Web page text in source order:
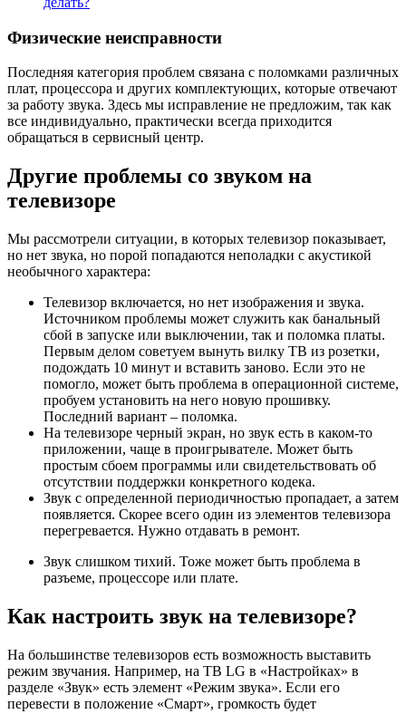
Физические неисправности
Последняя категория проблем связана с поломками различных
плат, процессора и других комплектующих, которые отвечают
за работу звука. Здесь мы исправление не предложим, так как
все индивидуально, практически всегда приходится
обращаться в сервисный центр.
Другие проблемы со звуком на
телевизоре
Мы рассмотрели ситуации, в которых телевизор показывает,
но нет звука, но порой попадаются неполадки с акустикой
необычного характера:
Телевизор включается, но нет изображения и звука.
Источником проблемы может служить как банальный
сбой в запуске или выключении, так и поломка платы.
Первым делом советуем вынуть вилку ТВ из розетки,
подождать 10 минут и вставить заново. Если это не
помогло, может быть проблема в операционной системе,
пробуем установить на него новую прошивку.
Последний вариант – поломка.
На телевизоре черный экран, но звук есть в каком-то
приложении, чаще в проигрывателе. Может быть
простым сбоем программы или свидетельствовать об
отсутствии поддержки конкретного кодека.
Звук с определенной периодичностью пропадает, а затем
появляется. Скорее всего один из элементов телевизора
перегревается. Нужно отдавать в ремонт.
Звук слишком тихий. Тоже может быть проблема в
разъеме, процессоре или плате.
Как настроить звук на телевизоре?
На большинстве телевизоров есть возможность выставить
режим звучания. Например, на ТВ LG в «Настройках» в
разделе «Звук» есть элемент «Режим звука». Если его
перевести в положение «Смарт», громкость будет